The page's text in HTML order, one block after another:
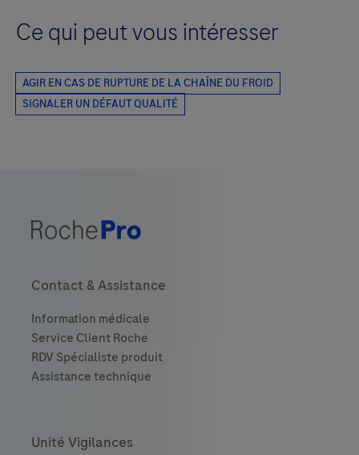
Ce qui peut vous intéresser
Contact & Assistance
Unité Vigilances